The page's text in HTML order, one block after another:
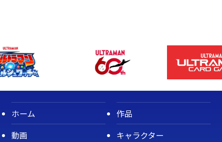
ホーム
作品
動画
キャラクター